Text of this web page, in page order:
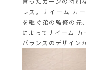
レス。ナイーム カ
を継ぐ弟の監修の元
によってナイーム カ
バランスのデザイン